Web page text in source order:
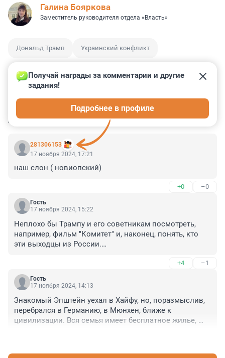
Галина Бояркова
Заместитель руководителя отдела «Власть»
Дональд Трамп Украинский конфликт
КОММЕНТАРИИ 10
281306153
Получай награды за комментарии и другие
задания!
Подробнее в профиле
17 ноября 2024, 17:21
наш слон ( новиопский)
+0 –0
Гость
17 ноября 2024, 15:22
Неплохо бы Трампу и его советникам посмотреть,
например, фильм "Комитет" и, наконец, понять, кто
эти выходцы из России.
+4 –1
Гость
17 ноября 2024, 14:13
Знакомый Эпштейн уехал в Хайфу, но, поразмыслив,
перебрался в Германию, в Мюнхен, ближе к
цивилизации. Вся семья имеет бесплатное жилье,